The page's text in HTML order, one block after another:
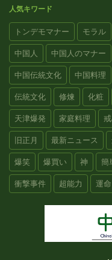
人気キワード
トンデモマナー モラル
中国人 中国人のマナー
中国伝統文化 中国料理
伝統文化 修煉 化粧
天津爆発 家庭料理
旧正月 最新ニュース
爆笑 爆買い 神 簡
衝撃事件 超能力 運命